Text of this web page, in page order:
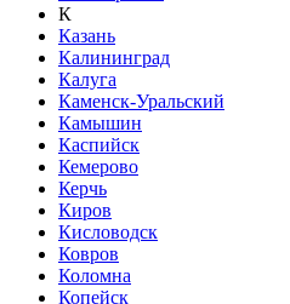
К
Казань
Калининград
Калуга
Каменск-Уральский
Камышин
Каспийск
Кемерово
Керчь
Киров
Кисловодск
Ковров
Коломна
Копейск